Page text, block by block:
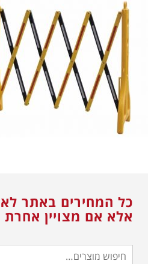
כל המחירים באתר
אלא אם מצויין אחרת